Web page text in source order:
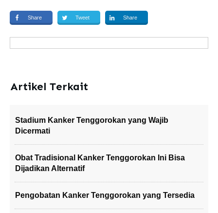
Share Tweet Share
Artikel Terkait
Stadium Kanker Tenggorokan yang Wajib
Dicermati
Obat Tradisional Kanker Tenggorokan Ini Bisa
Dijadikan Alternatif
Pengobatan Kanker Tenggorokan yang Tersedia